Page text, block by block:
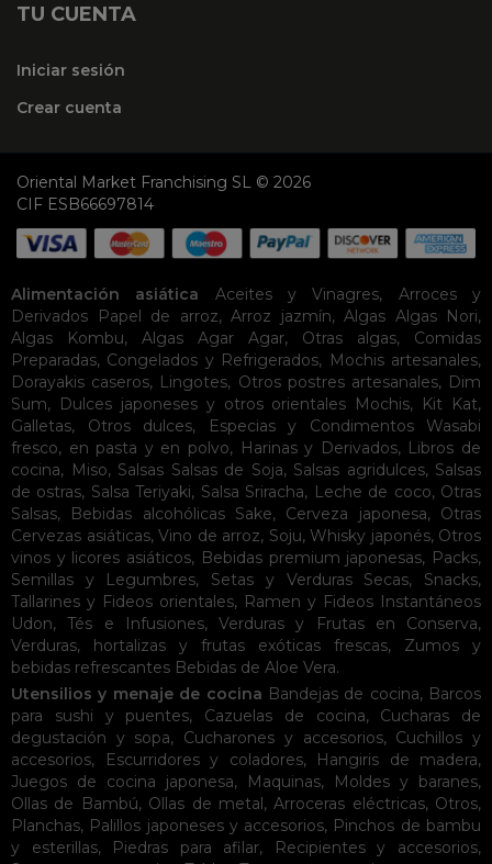
TU CUENTA
Iniciar sesión
Crear cuenta
Oriental Market Franchising SL © 2026
CIF ESB66697814
Alimentación asiática Aceites y Vinagres, Arroces y
Derivados
Papel de arroz, Arroz jazmín, Algas Algas Nori,
Algas Kombu, Algas Agar Agar, Otras algas, Comidas
Preparadas, Congelados y Refrigerados, Mochis artesanales,
Dorayakis caseros, Lingotes, Otros postres artesanales, Dim
Sum, Dulces japoneses y otros orientales Mochis, Kit Kat,
Galletas, Otros dulces, Especias y Condimentos
Wasabi
fresco, en pasta y en polvo, Harinas y Derivados, Libros de
cocina, Miso, Salsas Salsas de Soja, Salsas agridulces, Salsas
de ostras, Salsa Teriyaki, Salsa Sriracha, Leche de coco, Otras
Salsas, Bebidas alcohólicas Sake, Cerveza japonesa, Otras
Cervezas asiáticas, Vino de arroz, Soju, Whisky japonés, Otros
vinos y licores asiáticos, Bebidas premium japonesas, Packs,
Semillas y Legumbres, Setas y Verduras Secas, Snacks,
Tallarines y Fideos orientales, Ramen y Fideos Instantáneos
Udon,Tés e Infusiones, Verduras y Frutas en Conserva,
Verduras, hortalizas y frutas exóticas frescas, Zumos y
bebidas refrescantes Bebidas de Aloe Vera.
Utensilios y menaje de cocina Bandejas de cocina, Barcos
para sushi y puentes, Cazuelas de cocina, Cucharas de
degustación y sopa, Cucharones y accesorios, Cuchillos y
accesorios, Escurridores y coladores, Hangiris de madera,
Juegos de cocina japonesa, Maquinas, Moldes y baranes,
Ollas de Bambú, Ollas de metal,Arroceras eléctricas, Otros,
Planchas, Palillos japoneses y accesorios, Pinchos de bambu
y esterillas, Piedras para afilar, Recipientes y accesorios,